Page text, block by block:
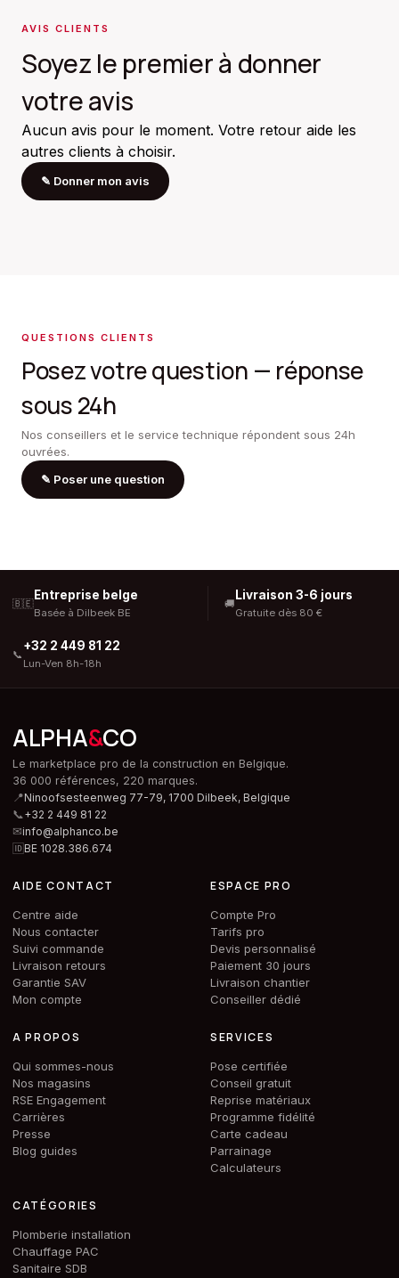
AVIS CLIENTS
Soyez le premier à donner
votre avis
Aucun avis pour le moment. Votre retour aide les
autres clients à choisir.
✎ Donner mon avis
QUESTIONS CLIENTS
Posez votre question — réponse
sous 24h
Nos conseillers et le service technique répondent sous 24h
ouvrées.
✎ Poser une question
🇧🇪
Entreprise belge
Basée à Dilbeek BE
🚚
Livraison 3-6 jours
Gratuite dès 80 €
📞
+32 2 449 81 22
Lun-Ven 8h-18h
ALPHA&CO
Le marketplace pro de la construction en Belgique.
36 000 références, 220 marques.
📍Ninoofsesteenweg 77-79, 1700 Dilbeek, Belgique
📞+32 2 449 81 22
✉info@alphanco.be
🆔BE 1028.386.674
AIDE CONTACT
Centre aide
Nous contacter
Suivi commande
Livraison retours
Garantie SAV
Mon compte
ESPACE PRO
Compte Pro
Tarifs pro
Devis personnalisé
Paiement 30 jours
Livraison chantier
Conseiller dédié
A PROPOS
Qui sommes-nous
Nos magasins
RSE Engagement
Carrières
Presse
Blog guides
SERVICES
Pose certifiée
Conseil gratuit
Reprise matériaux
Programme fidélité
Carte cadeau
Parrainage
Calculateurs
CATÉGORIES
Plomberie installation
Chauffage PAC
Sanitaire SDB